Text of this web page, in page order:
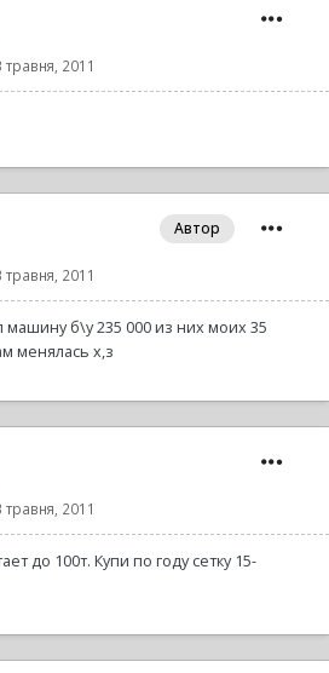
травня, 2011
травня, 2011
Автор
машину б\у 235 000 из них моих 35
менялась х,з
травня, 2011
до 100т. Купи по году сетку 15-